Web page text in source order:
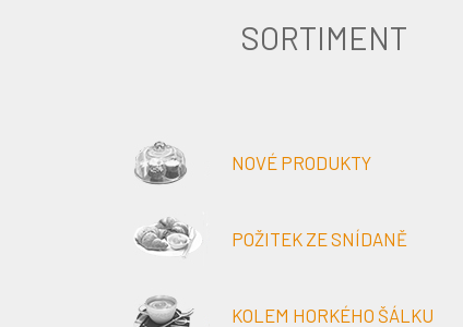
SORTIMENT
NOVÉ PRODUKTY
POŽITEK ZE SNÍDANĚ
KOLEM HORKÉHO ŠÁLKU